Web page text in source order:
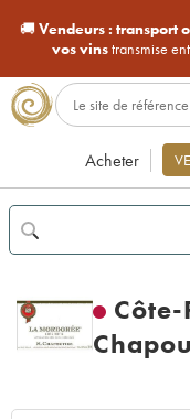
🚚Vendeurs : transport
vos vinstransmise
Acheter